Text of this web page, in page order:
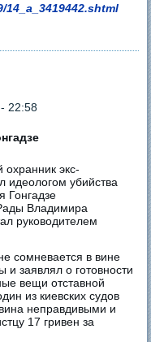
22:58
экс-
идеологом убийства
Гонгадзе
Владимира
руководителем
сомневается в вине
заявлял о готовности
вещи отставной
из киевских судов
неправдивыми и
17 гривен за